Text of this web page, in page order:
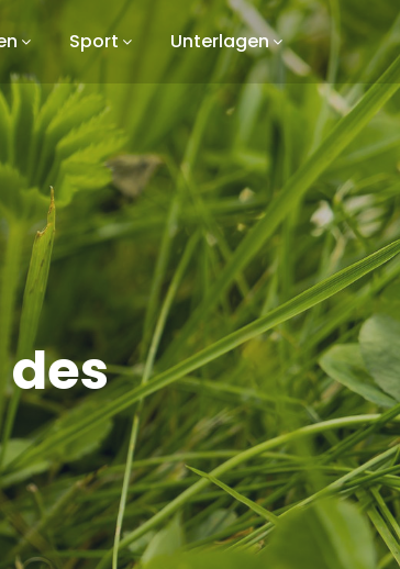
Sport Unterlagen